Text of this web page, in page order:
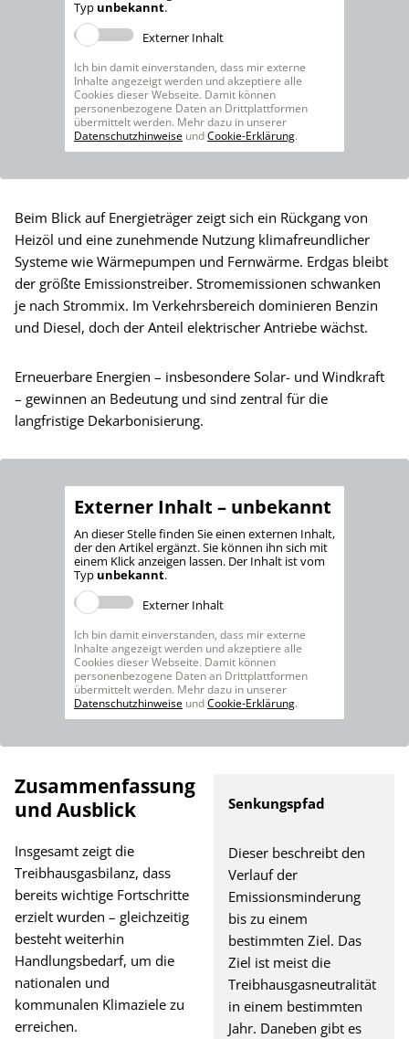
Typ unbekannt.
Externer Inhalt
Ich bin damit einverstanden, dass mir externe
Inhalte angezeigt werden und akzeptiere alle
Cookies dieser Webseite. Damit können
personenbezogene Daten an Drittplattformen
übermittelt werden. Mehr dazu in unserer
Datenschutzhinweise undCookie-Erklärung.
Beim Blick auf Energieträger zeigt sich ein Rückgang von
Heizöl und eine zunehmende Nutzung klimafreundlicher
Systeme wie Wärmepumpen und Fernwärme. Erdgas bleibt
der größte Emissionstreiber. Stromemissionen schwanken
je nach Strommix. Im Verkehrsbereich dominieren Benzin
und Diesel, doch der Anteil elektrischer Antriebe wächst.
Erneuerbare Energien – insbesondere Solar- und Windkraft
– gewinnen an Bedeutung und sind zentral für die
langfristige Dekarbonisierung.
Externer Inhalt – unbekannt
An dieser Stelle finden Sie einen externen Inhalt,
der den Artikel ergänzt. Sie können ihn sich mit
einem Klick anzeigen lassen. Der Inhalt ist vom
Typ unbekannt.
Externer Inhalt
Ich bin damit einverstanden, dass mir externe
Inhalte angezeigt werden und akzeptiere alle
Cookies dieser Webseite. Damit können
personenbezogene Daten an Drittplattformen
übermittelt werden. Mehr dazu in unserer
Datenschutzhinweise undCookie-Erklärung.
Zusammenfassung
und Ausblick
Insgesamt zeigt die
Treibhausgasbilanz, dass
bereits wichtige Fortschritte
erzielt wurden – gleichzeitig
besteht weiterhin
Handlungsbedarf, um die
nationalen und
kommunalen Klimaziele zu
erreichen.
Senkungspfad
Dieser beschreibt den
Verlauf der
Emissionsminderung
bis zu einem
bestimmten Ziel. Das
Ziel ist meist die
Treibhausgasneutralität
in einem bestimmten
Jahr. Daneben gibt es